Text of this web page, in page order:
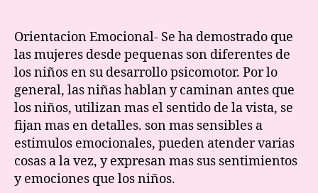
Orientacion Emocional- Se ha demostrado que
las mujeres desde pequenas son diferentes de
los niños en su desarrollo psicomotor. Por lo
general, las niñas hablan y caminan antes que
los niños, utilizan mas el sentido de la vista, se
fijan mas en detalles. son mas sensibles a
estimulos emocionales, pueden atender varias
cosas a la vez, y expresan mas sus sentimientos
y emociones que los niños.